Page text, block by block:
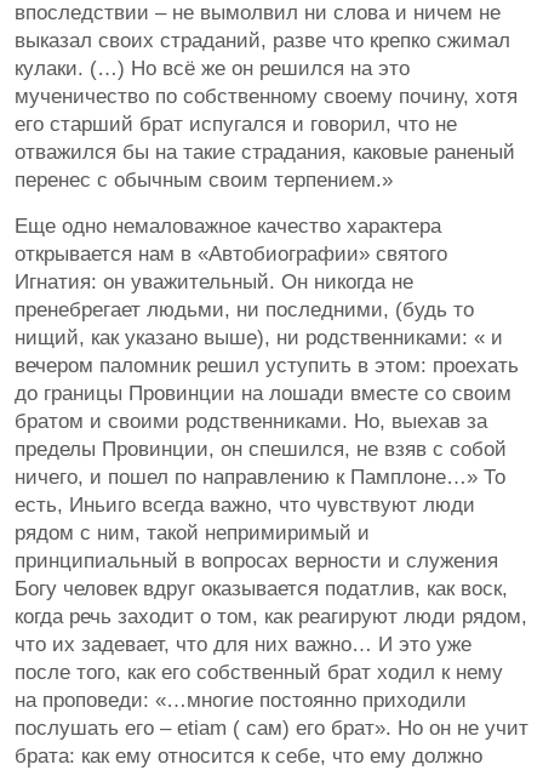
впоследствии – не вымолвил ни слова и ничем не
выказал своих страданий, разве что крепко сжимал
кулаки. (…) Но всё же он решился на это
мученичество по собственному своему почину, хотя
его старший брат испугался и говорил, что не
отважился бы на такие страдания, каковые раненый
перенес с обычным своим терпением.»
Еще одно немаловажное качество характера
открывается нам в «Автобиографии» святого
Игнатия: он уважительный. Он никогда не
пренебрегает людьми, ни последними, (будь то
нищий, как указано выше), ни родственниками: « и
вечером паломник решил уступить в этом: проехать
до границы Провинции на лошади вместе со своим
братом и своими родственниками. Но, выехав за
пределы Провинции, он спешился, не взяв с собой
ничего, и пошел по направлению к Памплоне…» То
есть, Иньиго всегда важно, что чувствуют люди
рядом с ним, такой непримиримый и
принципиальный в вопросах верности и служения
Богу человек вдруг оказывается податлив, как воск,
когда речь заходит о том, как реагируют люди рядом,
что их задевает, что для них важно… И это уже
после того, как его собственный брат ходил к нему
на проповеди: «…многие постоянно приходили
послушать его – etiam ( сам) его брат». Но он не учит
брата: как ему относится к себе, что ему должно